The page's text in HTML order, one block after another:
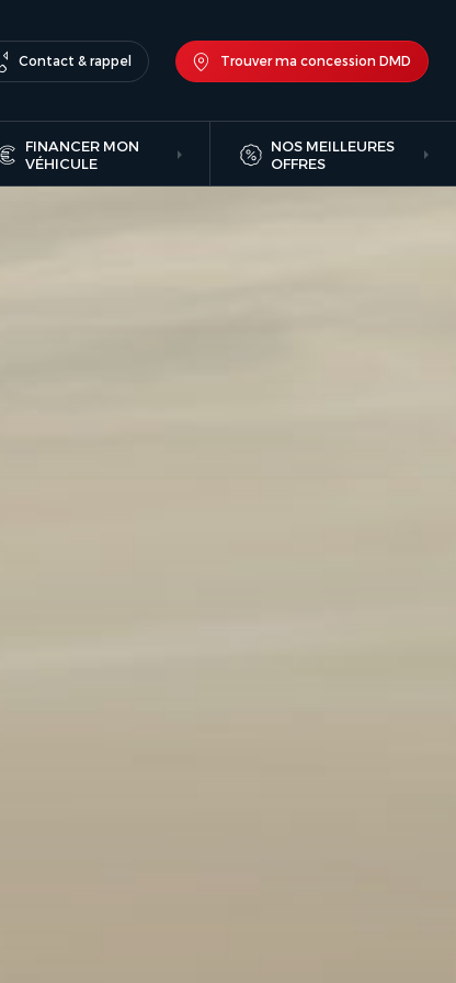
Contact & rappel Trouver ma concession DMD
FINANCER MON
VÉHICULE
NOS MEILLEURES
OFFRES